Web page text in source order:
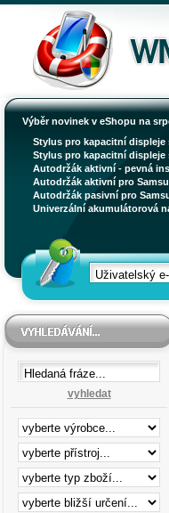
Výběr novinek v eShopu na
Stylus pro kapacitní displeje
Stylus pro kapacitní displeje
Autodržák aktivní - pevná
Autodržák aktivní pro
Autodržák pasivní pro
Univerzální akumulátorová
vyhledat